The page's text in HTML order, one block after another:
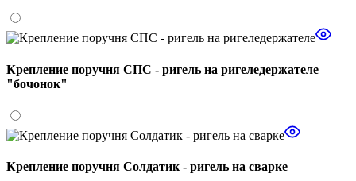
Крепление поручня СПС - ригель на ригеледержателе
"бочонок"
Крепление поручня Солдатик - ригель на сварке